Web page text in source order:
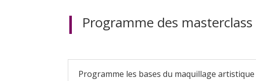
Programme des masterclass
Programme les bases du maquillage artistique